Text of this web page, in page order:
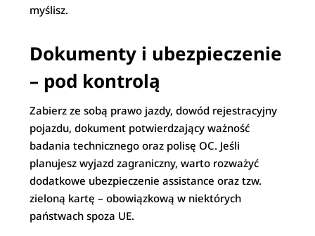
myślisz.
Dokumenty i ubezpieczenie
– pod kontrolą
Zabierz ze sobą prawo jazdy, dowód rejestracyjny
pojazdu, dokument potwierdzający ważność
badania technicznego oraz polisę OC. Jeśli
planujesz wyjazd zagraniczny, warto rozważyć
dodatkowe ubezpieczenie assistance oraz tzw.
zieloną kartę – obowiązkową w niektórych
państwach spoza UE.